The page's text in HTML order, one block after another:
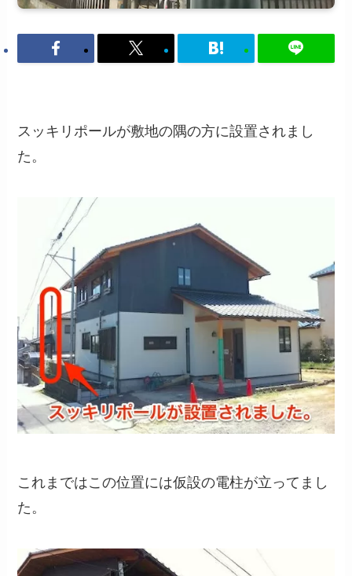
スッキリポールが敷地の隅の方に設置されまし
た。
これまではこの位置には仮設の電柱が立ってまし
た。